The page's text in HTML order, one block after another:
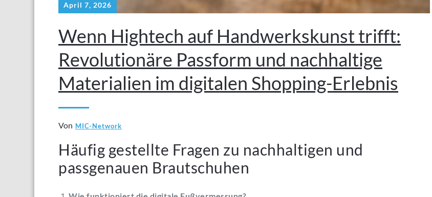
April 7, 2026
Wenn Hightech auf Handwerkskunst trifft:
Revolutionäre Passform und nachhaltige
Materialien im digitalen Shopping-Erlebnis
Von MIC-Network
Häufig gestellte Fragen zu nachhaltigen und
passgenauen Brautschuhen